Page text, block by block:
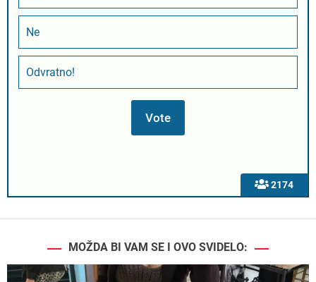
2174
Ne
Odvratno!
MOŽDA BI VAM SE I OVO SVIDELO: